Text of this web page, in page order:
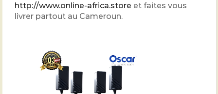
http://www.online-africa.store et faites vous
livrer partout au Cameroun.